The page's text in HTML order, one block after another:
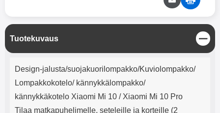
Input: AC100-240V 50/60Hz 0.8A
(15W) 9V/2.0A (18W) 12V/1.5
(18W) Type-C: 5V/3A (PD15W)
20.W Max Johdon pituus: 1 metri
Väri: Valkoinen
Tuotekuvaus
S
u
l
Tuotekuvaus
Design-jalusta/suojakuorilompakko/Kuviolompakko/
Lompakkokotelo/ kännykkälompakko/
kännykkäkotelo Xiaomi Mi 10 / Xiaomi Mi 10 Pro
Tilaa matkapuhelimelle, seteleille ja korteille (2